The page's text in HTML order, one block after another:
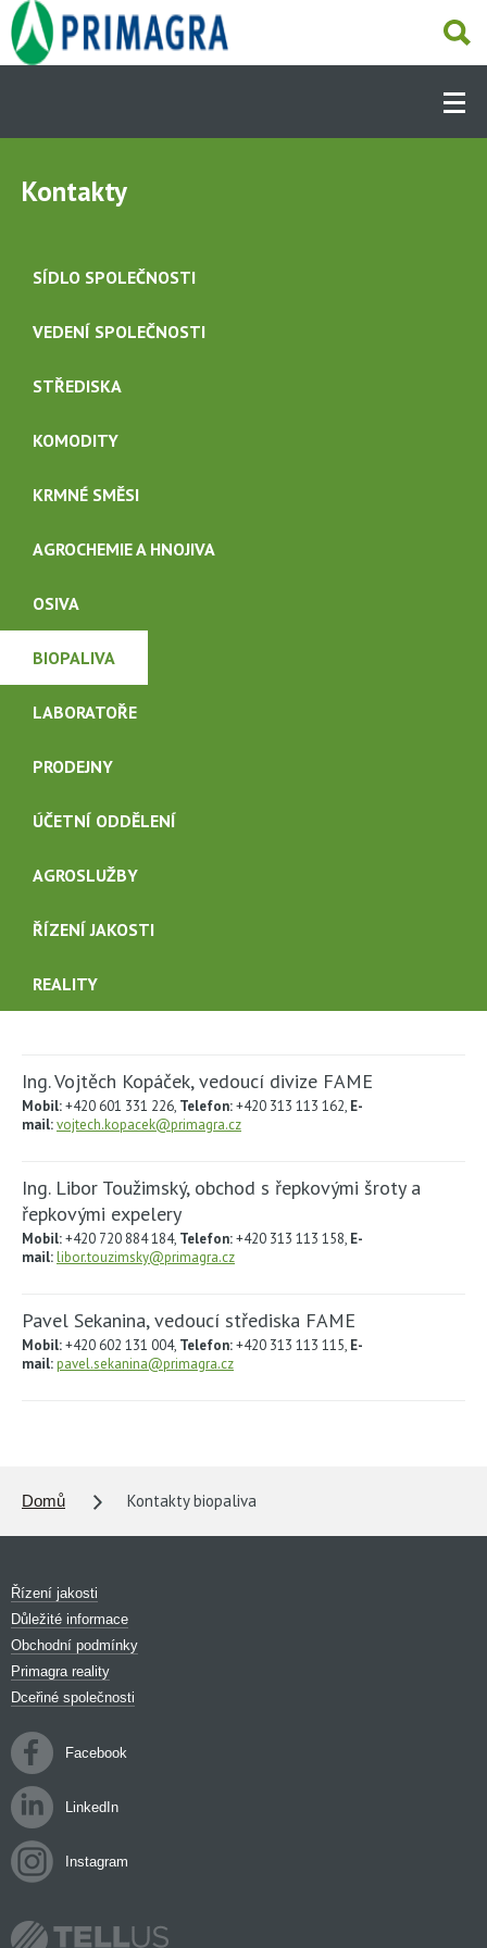
Přejít
hlavnímu
-
(CS)
NAŠE ČINNOSTI
DALŠÍ ČINNOSTI
KARIÉRA
CHATA ČESKÉ ŽLEBY
KONTAKTY
Kontakty
SÍDLO SPOLEČNOSTI
VEDENÍ SPOLEČNOSTI
STŘEDISKA
KOMODITY
KRMNÉ SMĚSI
AGROCHEMIE A HNOJIVA
OSIVA
BIOPALIVA
LABORATOŘE
PRODEJNY
ÚČETNÍ ODDĚLENÍ
AGROSLUŽBY
ŘÍZENÍ JAKOSTI
REALITY
Ing. Vojtěch Kopáček, vedoucí divize FAME
Mobil:+420 601 331 226, Telefon:+420 313 113 162, E-
mail:vojtech.kopacek@primagra.cz
Ing. Libor Toužimský, obchod s řepkovými šroty a
řepkovými expelery
Mobil:+420 720 884 184, Telefon:+420 313 113 158, E-
mail:libor.touzimsky@primagra.cz
Pavel Sekanina, vedoucí střediska FAME
Mobil:+420 602 131 004, Telefon:+420 313 113 115, E-
mail:pavel.sekanina@primagra.cz
Domů Kontakty biopaliva
Řízení jakosti
Důležité informace
Obchodní podmínky
Primagra reality
Dceřiné společnosti
Facebook
LinkedIn
Instagram